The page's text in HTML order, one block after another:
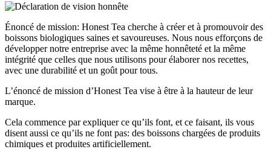
Énoncé de mission: Honest Tea cherche à créer et à promouvoir des
boissons biologiques saines et savoureuses. Nous nous efforçons de
développer notre entreprise avec la même honnêteté et la même
intégrité que celles que nous utilisons pour élaborer nos recettes,
avec une durabilité et un goût pour tous.
L’énoncé de mission d’Honest Tea vise à être à la hauteur de leur
marque.
Cela commence par expliquer ce qu’ils font, et ce faisant, ils vous
disent aussi ce qu’ils ne font pas: des boissons chargées de produits
chimiques et produites artificiellement.